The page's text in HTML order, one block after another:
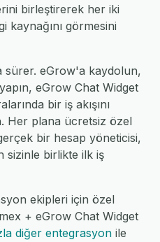
birleştirerek her iki
kaynağını görmesini
sürer. eGrow'a kaydolun,
eGrow Chat Widget
bir iş akışını
Her plana ücretsiz özel
bir hesap yöneticisi,
sizinle birlikte ilk iş
ekipleri için özel
+ eGrow Chat Widget
diğer entegrasyon ile